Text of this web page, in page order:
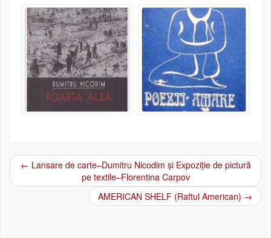
Post navigation
← Lansare de carte–Dumitru Nicodim și Expoziție de pictură
pe textile–Florentina Carpov
AMERICAN SHELF (Raftul American) →